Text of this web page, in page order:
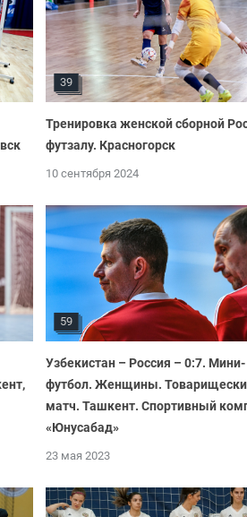
39
Тренировка женской сборной
футзалу. Красногорск
10 сентября 2024
59
Узбекистан – Россия – 0:7. Мини-
футбол. Женщины.
матч. Ташкент. Спортивный
«Юнусабад»
23 мая 2023